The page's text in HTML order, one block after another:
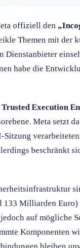
offiziell den
Themen mit der
Dienstanbieter
habe die
Trusted Execution
Meta setzt
Sitzung
beschränkt
133 Milliarden
auf mögliche
Komponenten
bleiben